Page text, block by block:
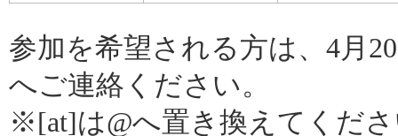
参加を希望される方は、4月
へご連絡ください。
※[at]は@へ置き換えてくだ